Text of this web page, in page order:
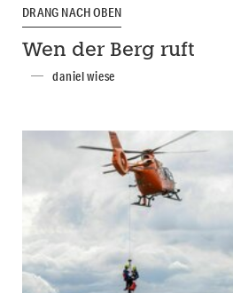
DRANG NACH OBEN
Wen der Berg ruft
daniel wiese